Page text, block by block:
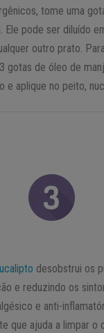
tome uma
Ele pode ser diluído
outro prato.
gotas de óleo de
e aplique no peito,
desobstrui os
e reduzindo os
e anti-
que ajuda a limpar o